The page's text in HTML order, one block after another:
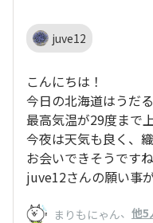
juve12
こんにちは！
今日の北海道はうだ
最高気温が29度まで
今夜は天気も良く、
お会いできそうですね
juve12さんの願い事
まりもにゃん、 他5